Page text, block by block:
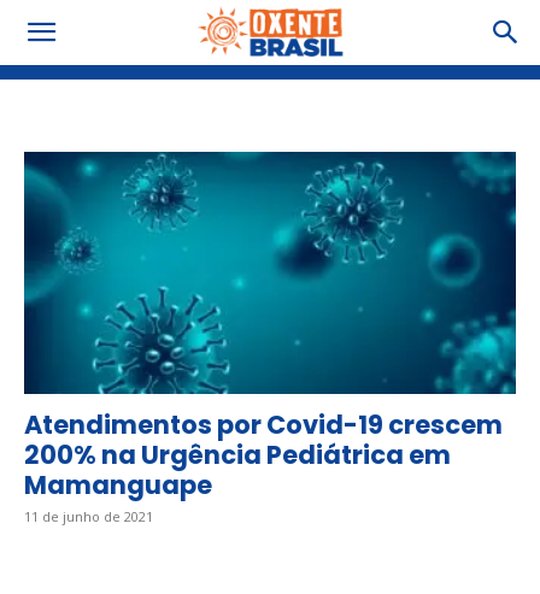
Atendimentos por Covid-19 crescem
200% na Urgência Pediátrica em
Mamanguape
11 de junho de 2021